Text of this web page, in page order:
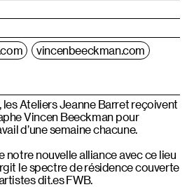
vincenbeeckman.com
Ateliers Jeanne Barret reçoivent
Vincen Beeckman pour
d’une semaine chacune.
notre nouvelle alliance avec ce lieu
le spectre de résidence couverte
dit.es FWB.